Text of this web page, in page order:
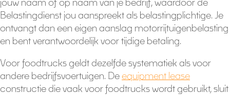
Belastingdienst jou aanspreekt als belastingplichtige. Je
ontvangt dan een eigen aanslag motorrijtuigenbelasting
en bent verantwoordelijk voor tijdige betaling.
Voor foodtrucks geldt dezelfde systematiek als voor
andere bedrijfsvoertuigen. Deequipment lease
constructie die vaak voor foodtrucks wordt gebruikt, sluit